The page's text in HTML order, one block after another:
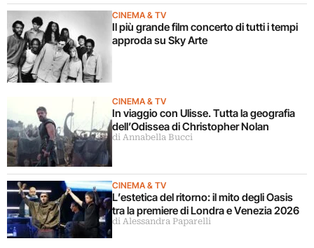
CINEMA & TV
Il più grande film concerto di tutti i tempi
approda su Sky Arte
CINEMA & TV
In viaggio con Ulisse. Tutta la geografia
dell’Odissea di Christopher Nolan
di Annabella Bucci
CINEMA & TV
L’estetica del ritorno: il mito degli Oasis
tra la premiere di Londra e Venezia 2026
di Alessandra Paparelli